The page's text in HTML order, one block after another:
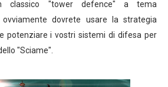
classico "tower defence" a tema
dovrete usare la strategia
potenziare i vostri sistemi di difesa per
"Sciame".